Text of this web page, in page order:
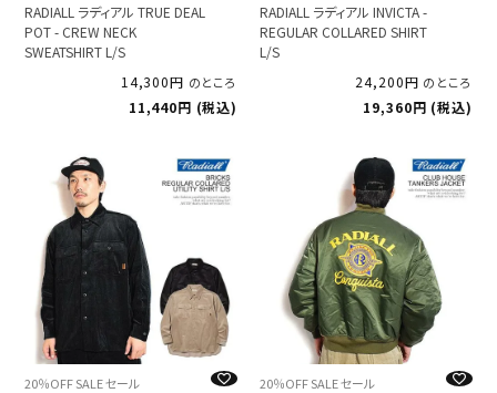
RADIALL ラディアル TRUE DEAL
POT - CREW NECK
SWEATSHIRT L/S
14,300
のところ
11,440 税込
RADIALL ラディアル INVICTA -
REGULAR COLLARED SHIRT
L/S
24,200
のところ
19,360 税込
20％OFF SALE セール 20％OFF SALE セール